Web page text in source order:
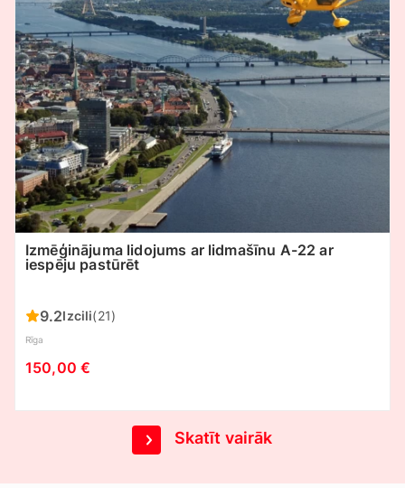
Izmēģinājuma lidojums ar lidmašīnu A-22 ar
iespēju pastūrēt
9.2Izcili(21)
Rīga
150,00 €
Skatīt vairāk